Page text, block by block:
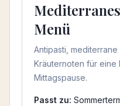
Menü
Antipasti,
Kräuternoten für eine
Mittagspause.
Passt zu: